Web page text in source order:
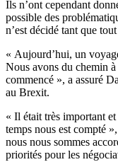
Ils n’ont cependant
possible des
n’est décidé tant que
« Aujourd’hui, un
Nous avons du chemin
commencé », a assuré
au Brexit.
« Il était très important
temps nous est compté
nous nous sommes
priorités pour les